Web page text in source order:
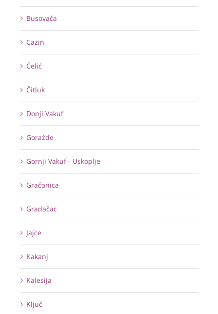
Busovača
Cazin
Čelić
Čitluk
Donji Vakuf
Goražde
Gornji Vakuf - Uskoplje
Gračanica
Gradačac
Jajce
Kakanj
Kalesija
Ključ